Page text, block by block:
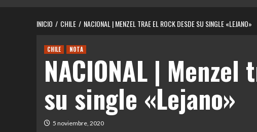
INICIO CHILE NACIONAL | MENZEL TRAE EL ROCK DESDE SU SINGLE «LEJANO»
CHILE NOTA
NACIONAL |
su single «Lejano»
5 noviembre, 2020